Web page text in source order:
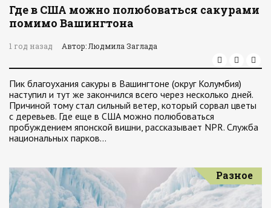
Где в США можно полюбоваться сакурами
помимо Вашингтона
1 год назад Автор: Людмила Заглада
Пик благоухания сакуры в Вашингтоне (округ Колумбия)
наступил и тут же закончился всего через несколько дней.
Причиной тому стал сильный ветер, который сорвал цветы
с деревьев. Где еще в США можно полюбоваться
пробуждением японской вишни, рассказывает NPR. Служба
национальных парков…
Разное